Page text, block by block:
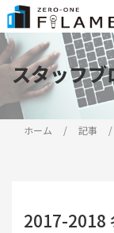
スタッフブ
スタッフブ
ホーム 記事
2017-2018